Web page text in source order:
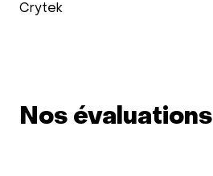
Crytek
Nos évaluations